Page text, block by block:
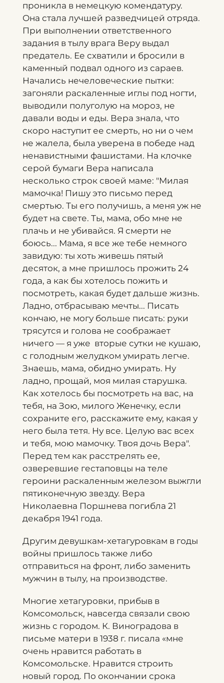
проникла в немецкую комендатуру.
Она стала лучшей разведчицей отряда.
При выполнении ответственного
задания в тылу врага Веру выдал
предатель. Ее схватили и бросили в
каменный подвал одного из сараев.
Начались нечеловеческие пытки:
загоняли раскаленные иглы под ногти,
выводили полуголую на мороз, не
давали воды и еды. Вера знала, что
скоро наступит ее смерть, но ни о чем
не жалела, была уверена в победе над
ненавистными фашистами. На клочке
серой бумаги Вера написала
несколько строк своей маме: "Милая
мамочка! Пишу это письмо перед
смертью. Ты его получишь, а меня уж не
будет на свете. Ты, мама, обо мне не
плачь и не убивайся. Я смерти не
боюсь... Мама, я все же тебе немного
завидую: ты хоть живешь пятый
десяток, а мне пришлось прожить 24
года, а как бы хотелось пожить и
посмотреть, какая будет дальше жизнь.
Ладно, отбрасываю мечты... Писать
кончаю, не могу больше писать: руки
трясутся и голова не соображает
ничего — я уже вторые сутки не кушаю,
с голодным желудком умирать легче.
Знаешь, мама, обидно умирать. Ну
ладно, прощай, моя милая старушка.
Как хотелось бы посмотреть на вас, на
тебя, на Зою, милого Женечку, если
сохраните его, расскажите ему, какая у
него была тетя. Ну все. Целую вас всех
и тебя, мою мамочку. Твоя дочь Вера".
Перед тем как расстрелять ее,
озверевшие гестаповцы на теле
героини раскаленным железом выжгли
пятиконечную звезду. Вера
Николаевна Поршнева погибла 21
декабря 1941 года.
Другим девушкам-хетагуровкам в годы
войны пришлось также либо
отправиться на фронт, либо заменить
мужчин в тылу, на производстве.
Многие хетагуровки, прибыв в
Комсомольск, навсегда связали свою
жизнь с городом. К. Виноградова в
письме матери в 1938 г. писала «мне
очень нравится работать в
Комсомольске. Нравится строить
новый город. По окончании срока